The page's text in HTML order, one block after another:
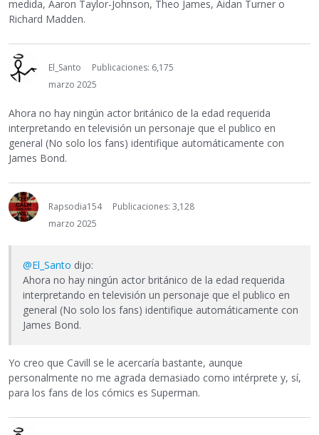
medida, Aaron Taylor-Johnson, Theo James, Aidan Turner o
Richard Madden.
El_Santo
Publicaciones: 6,175
marzo 2025
Ahora no hay ningún actor británico de la edad requerida
interpretando en televisión un personaje que el publico en
general (No solo los fans) identifique automáticamente con
James Bond.
Rapsodia154
Publicaciones: 3,128
marzo 2025
@El_Santo dijo:
Ahora no hay ningún actor británico de la edad requerida
interpretando en televisión un personaje que el publico en
general (No solo los fans) identifique automáticamente con
James Bond.
Yo creo que Cavill se le acercaría bastante, aunque
personalmente no me agrada demasiado como intérprete y, sí,
para los fans de los cómics es Superman.